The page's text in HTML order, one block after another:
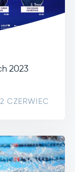
2023
2 CZERWIEC